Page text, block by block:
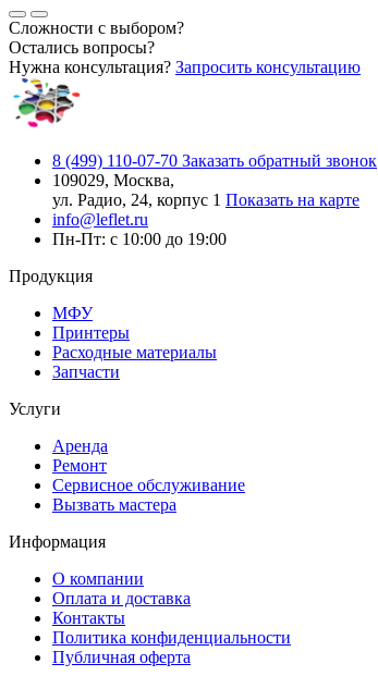
Сложности с выбором?
Остались вопросы?
Нужна консультация? Запросить консультацию
8 (499) 110-07-70 Заказать обратный звонок
109029, Москва,
ул. Радио, 24, корпус 1 Показать на карте
info@leflet.ru
Пн-Пт: с 10:00 до 19:00
Продукция
МФУ
Принтеры
Расходные материалы
Запчасти
Услуги
Аренда
Ремонт
Сервисное обслуживание
Вызвать мастера
Информация
О компании
Оплата и доставка
Контакты
Политика конфиденциальности
Публичная оферта